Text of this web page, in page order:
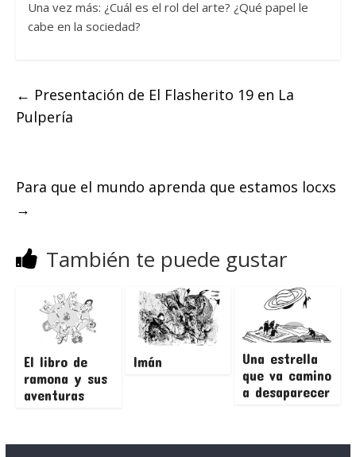
Una vez más: ¿Cuál es el rol del arte? ¿Qué papel le
cabe en la sociedad?
← Presentación de El Flasherito 19 en La
Pulpería
Para que el mundo aprenda que estamos locxs
→
También te puede gustar
El libro de
ramona y sus
aventuras
Imán
Una estrella
que va camino
a desaparecer